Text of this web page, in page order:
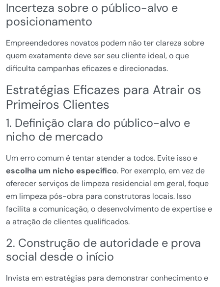
Incerteza sobre o público-alvo e
posicionamento
Empreendedores novatos podem não ter clareza sobre
quem exatamente deve ser seu cliente ideal, o que
dificulta campanhas eficazes e direcionadas.
Estratégias Eficazes para Atrair os
Primeiros Clientes
1. Definição clara do público-alvo e
nicho de mercado
Um erro comum é tentar atender a todos. Evite isso e
escolha um nicho específico. Por exemplo, em vez de
oferecer serviços de limpeza residencial em geral, foque
em limpeza pós-obra para construtoras locais. Isso
facilita a comunicação, o desenvolvimento de expertise e
a atração de clientes qualificados.
2. Construção de autoridade e prova
social desde o início
Invista em estratégias para demonstrar conhecimento e